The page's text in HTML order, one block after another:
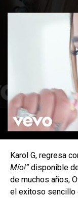
Karol G, regresa
Mío!”disponible
de muchos años,
el exitoso sencillo